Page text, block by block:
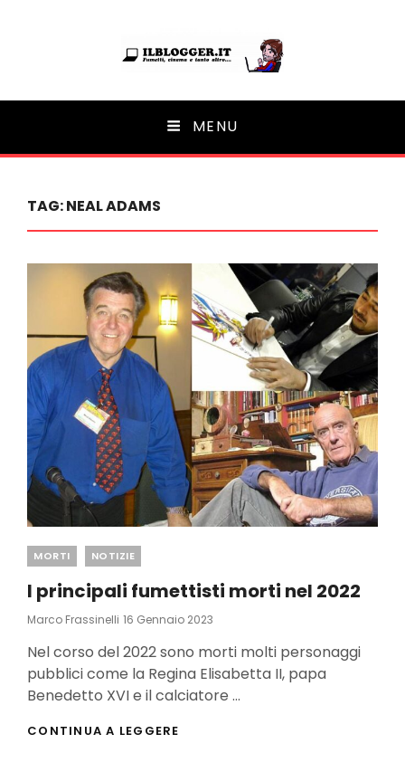
Ilblogger.it
Il portalino di blog | MENU
TAG:NEAL ADAMS
Categories
MORTI NOTIZIE
I principali fumettisti morti nel 2022
Marco Frassinelli Posted
16 Gennaio 2023
Nel corso del 2022 sono morti molti personaggi
pubblici come la Regina Elisabetta II, papa
Benedetto XVI e il calciatore …
CONTINUA A LEGGERE